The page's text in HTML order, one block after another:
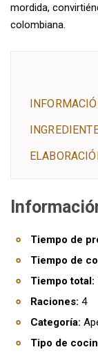
mordida,
colombiana.
Tiempo de
Tiempo de
Tiempo total:
Raciones: 4
Categoría:
Tipo de